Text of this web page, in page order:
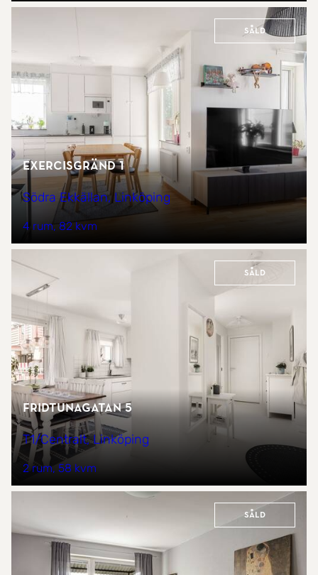
Såld
Exercisgränd 1
Södra Ekkällan, Linköping
4 rum 82 kvm
Såld
Fridtunagatan 5
T1/Centralt, Linköping
2 rum 58 kvm
Såld